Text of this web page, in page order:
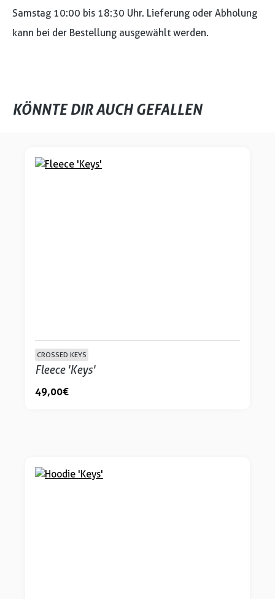
Samstag 10:00 bis 18:30 Uhr. Lieferung oder Abholung
kann bei der Bestellung ausgewählt werden.
KÖNNTE DIR AUCH GEFALLEN
CROSSED KEYS
Fleece 'Keys'
49,00 €